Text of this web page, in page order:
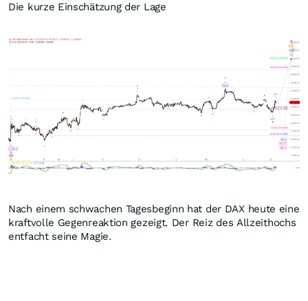
Die kurze Einschätzung der Lage
Nach einem schwachen Tagesbeginn hat der DAX heute eine
kraftvolle Gegenreaktion gezeigt. Der Reiz des Allzeithochs
entfacht seine Magie.